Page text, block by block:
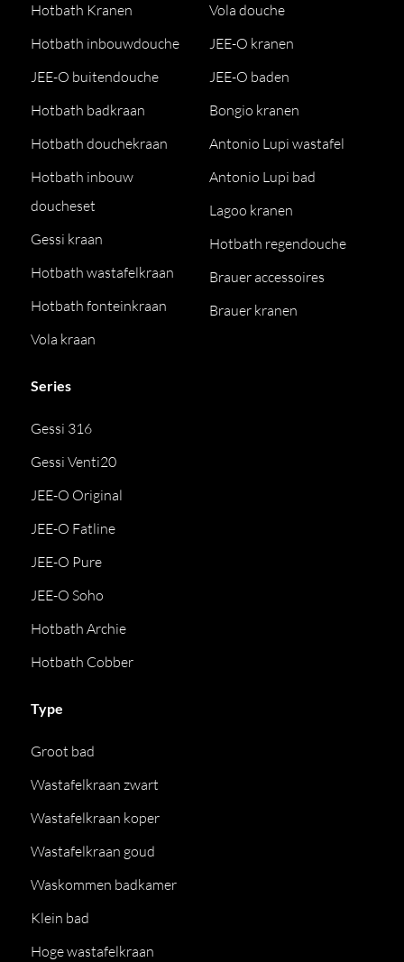
Hotbath Kranen
Hotbath inbouwdouche
JEE-O buitendouche
Hotbath badkraan
Hotbath douchekraan
Hotbath inbouw
doucheset
Gessi kraan
Hotbath wastafelkraan
Hotbath fonteinkraan
Vola kraan
Vola douche
JEE-O kranen
JEE-O baden
Bongio kranen
Antonio Lupi wastafel
Antonio Lupi bad
Lagoo kranen
Hotbath regendouche
Brauer accessoires
Brauer kranen
Series
Gessi 316
Gessi Venti20
JEE-O Original
JEE-O Fatline
JEE-O Pure
JEE-O Soho
Hotbath Archie
Hotbath Cobber
Type
Groot bad
Wastafelkraan zwart
Wastafelkraan koper
Wastafelkraan goud
Waskommen badkamer
Klein bad
Hoge wastafelkraan